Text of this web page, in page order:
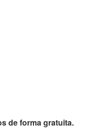
de forma gratuita.